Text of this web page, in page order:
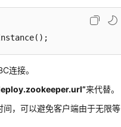
();
连接。
来代替。
，可以避免客户端由于无限等